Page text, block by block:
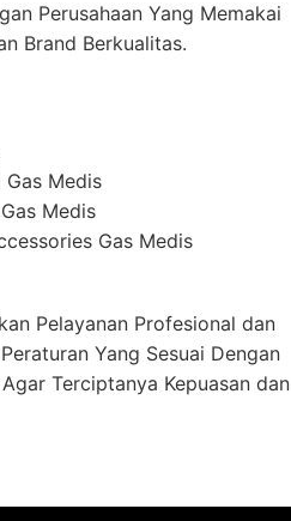
Perusahaan Yang Memakai
Brand Berkualitas.
Gas Medis
Medis
Gas Medis
Pelayanan Profesional dan
Yang Sesuai Dengan
Terciptanya Kepuasan dan